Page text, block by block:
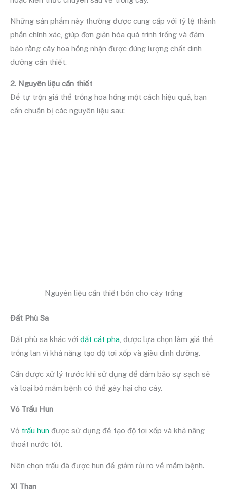
Những sản phẩm này thường được cung cấp với tỷ lệ thành
phần chính xác, giúp đơn giản hóa quá trình trồng và đảm
bảo rằng cây hoa hồng nhận được đúng lượng chất dinh
dưỡng cần thiết.
2. Nguyên liệu cần thiết
Để tự trộn giá thể trồng hoa hồng một cách hiệu quả, bạn
cần chuẩn bị các nguyên liệu sau:
Nguyên liệu cần thiết bón cho cây trồng
Đất Phù Sa
Đất phù sa khác với đất cát pha , được lựa chọn làm giá thể
trồng lan vì khả năng tạo độ tơi xốp và giàu dinh dưỡng.
Cần được xử lý trước khi sử dụng để đảm bảo sự sạch sẽ
và loại bỏ mầm bệnh có thể gây hại cho cây.
Vỏ Trấu Hun
Vỏ trấu hun được sử dụng để tạo độ tơi xốp và khả năng
thoát nước tốt.
Nên chọn trấu đã được hun để giảm rủi ro về mầm bệnh.
Xỉ Than